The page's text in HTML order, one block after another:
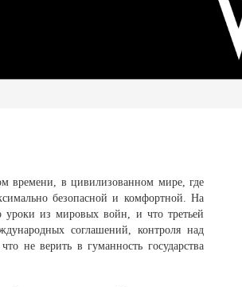
времени, в цивилизованном мире, где
безопасной и комфортной. На
уроки из мировых войн, и что третьей
соглашений, контроля над
не верить в гуманность государства